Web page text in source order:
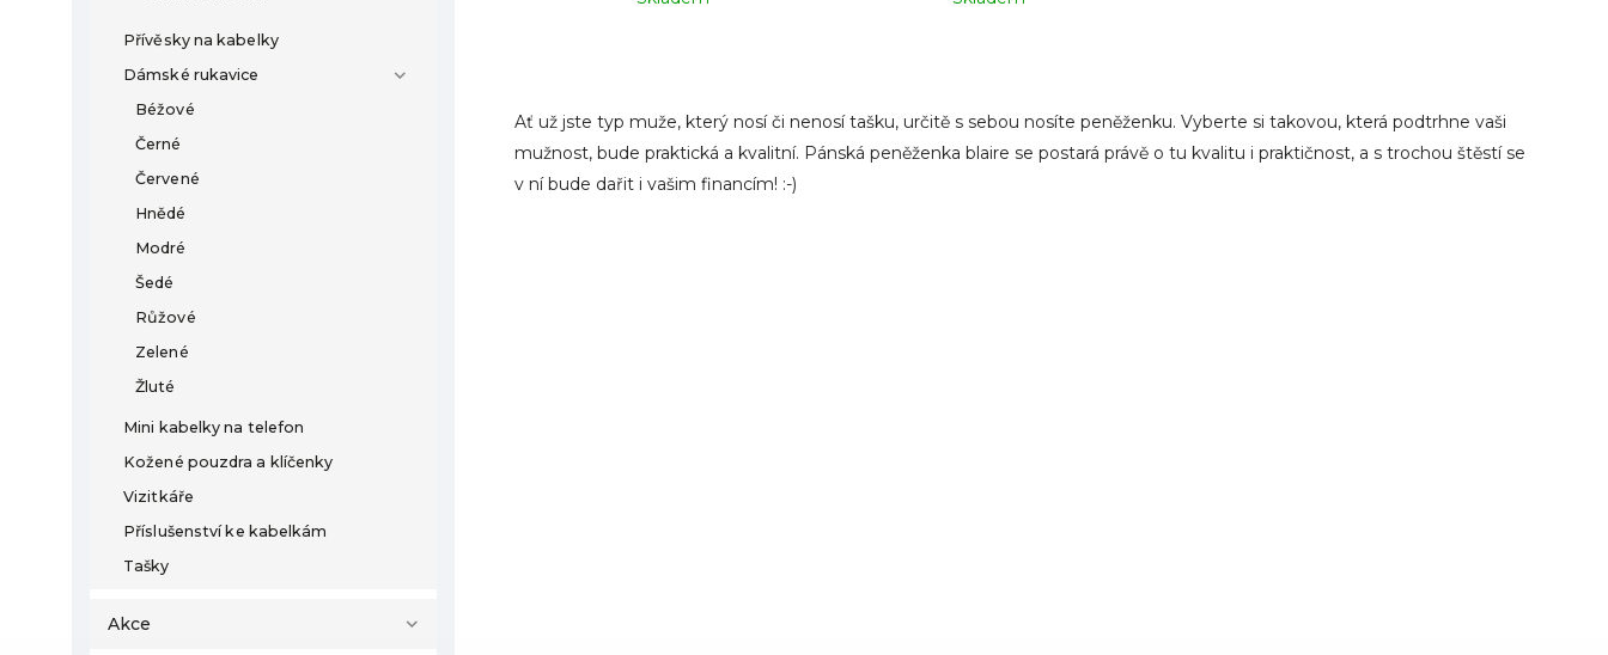
Přívěsky na kabelky
Dámské rukavice
Béžové
Černé
Červené
Hnědé
Modré
Šedé
Růžové
Zelené
Žluté
Mini kabelky na telefon
Kožené pouzdra a klíčenky
Vizitkáře
Příslušenství ke kabelkám
Tašky
Akce
Ať už jste typ muže, který nosí či nenosí tašku, určitě s sebou nosíte peněženku. Vyberte si takovou, která podtrhne vaši
mužnost, bude praktická a kvalitní. Pánská peněženka blaire se postará právě o tu kvalitu i praktičnost, a s trochou štěstí se
v ní bude dařit i vašim financím! :-)